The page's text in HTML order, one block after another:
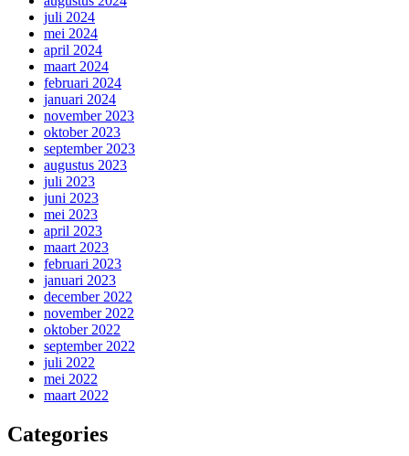
juli 2024
mei 2024
april 2024
maart 2024
februari 2024
januari 2024
november 2023
oktober 2023
september 2023
augustus 2023
juli 2023
juni 2023
mei 2023
april 2023
maart 2023
februari 2023
januari 2023
december 2022
november 2022
oktober 2022
september 2022
juli 2022
mei 2022
maart 2022
Categories